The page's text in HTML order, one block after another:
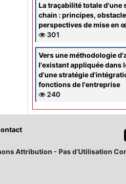
La traçabilité totale d'une
chain : principes,
perspectives de mise en
301
Vers une méthodologie
l'existant appliquée dans
d'une stratégie
fonctions de l'entreprise
240
Attribution - Pas d’Utilisation